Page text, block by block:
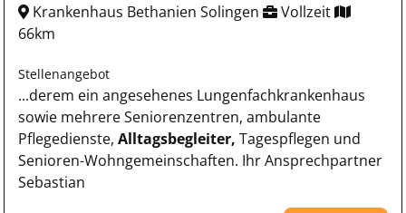
Krankenhaus Bethanien Solingen
Vollzeit
66km
Stellenangebot
...derem ein angesehenes Lungenfachkrankenhaus
sowie mehrere Seniorenzentren, ambulante
Pflegedienste, Alltagsbegleiter, Tagespflegen und
Senioren-Wohngemeinschaften. Ihr Ansprechpartner
Sebastian